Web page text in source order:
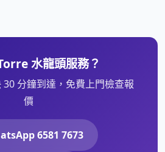
水龍頭服務？
分鐘到達，免費上門檢查報
價
6581 7673